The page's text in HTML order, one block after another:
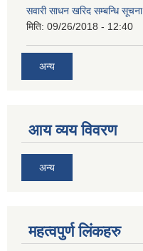
सवारी साधन खरिद सम्बन्धि सूचना
मिति: 09/26/2018 - 12:40
अन्य
आय व्यय विवरण
अन्य
महत्वपुर्ण लिंकहरु